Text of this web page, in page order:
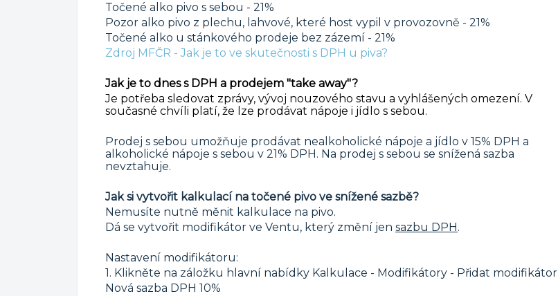
Točené alko pivo s sebou - 21%
Pozor alko pivo z plechu, lahvové, které host vypil v provozovně - 21%
Točené alko u stánkového prodeje bez zázemí - 21%
Zdroj MFČR - Jak je to ve skutečnosti s DPH u piva?
Jak je to dnes s DPH a prodejem "take away"?
Je potřeba sledovat zprávy, vývoj nouzového stavu a vyhlášených omezení. V
současné chvíli platí, že lze prodávat nápoje i jídlo s sebou.
Prodej s sebou umožňuje prodávat nealkoholické nápoje a jídlo v 15% DPH a
alkoholické nápoje s sebou v 21% DPH. Na prodej s sebou se snížená sazba
nevztahuje.
Jak si vytvořit kalkulací na točené pivo ve snížené sazbě?
Nemusíte nutně měnit kalkulace na pivo.
Dá se vytvořit modifikátor ve Ventu, který změní jen sazbu DPH .
Nastavení modifikátoru:
1. Klikněte na záložku hlavní nabídky Kalkulace - Modifikátory - Přidat modifikátor
Nová sazba DPH 10%